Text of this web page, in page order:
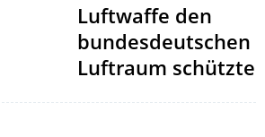
Luftwaffe den
bundesdeutschen
Luftraum schützte